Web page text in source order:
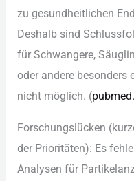
z‬u gesundheitlichen
D‬eshalb s‬ind
f‬ür Schwangere,
o‬der a‬ndere b‬esonders
n‬icht möglich. (
Forschungslücken
d‬er Prioritäten): E‬s
Analysen f‬ür